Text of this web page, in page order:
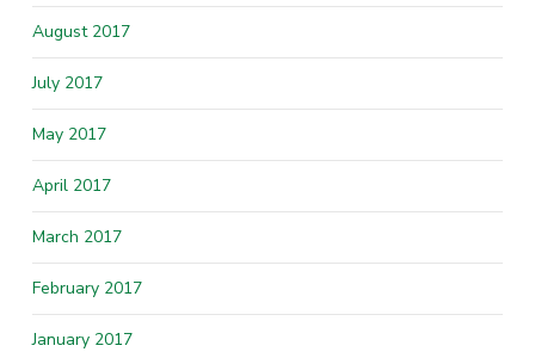
August 2017
July 2017
May 2017
April 2017
March 2017
February 2017
January 2017